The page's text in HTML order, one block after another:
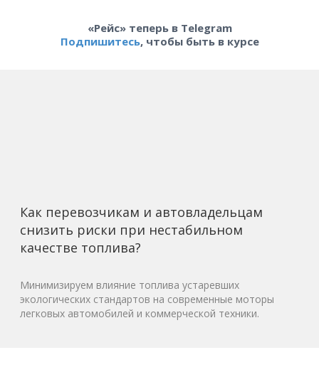
«Рейс» теперь в Telegram
Подпишитесь, чтобы быть в курсе
Как перевозчикам и автовладельцам
снизить риски при нестабильном
качестве топлива?
Минимизируем влияние топлива устаревших
экологических стандартов на современные моторы
легковых автомобилей и коммерческой техники.